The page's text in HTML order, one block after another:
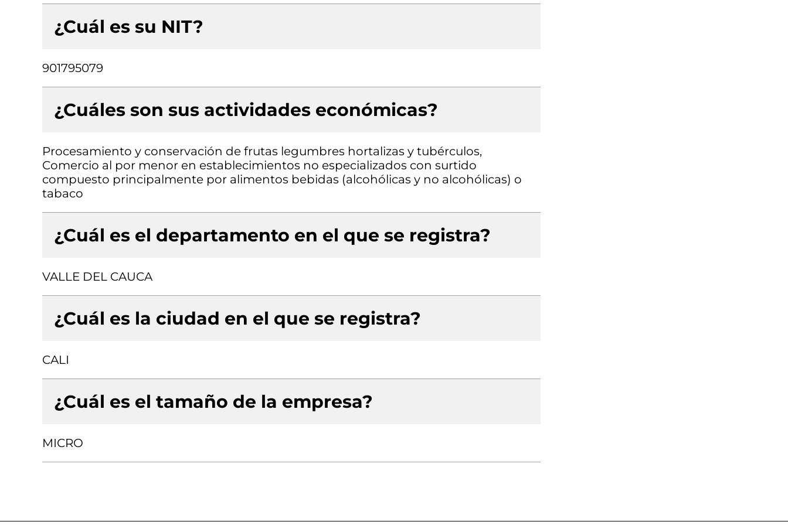
¿Cuál es su NIT?
901795079
¿Cuáles son sus actividades económicas?
Procesamiento y conservación de frutas legumbres hortalizas y tubérculos,
Comercio al por menor en establecimientos no especializados con surtido
compuesto principalmente por alimentos bebidas (alcohólicas y no alcohólicas) o
tabaco
¿Cuál es el departamento en el que se registra?
VALLE DEL CAUCA
¿Cuál es la ciudad en el que se registra?
CALI
¿Cuál es el tamaño de la empresa?
MICRO